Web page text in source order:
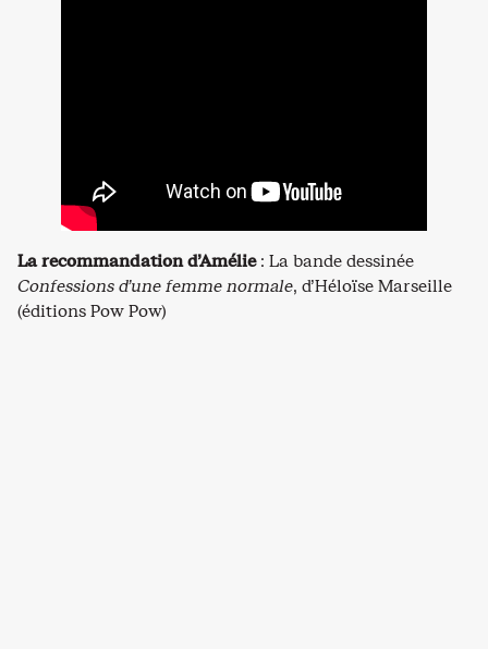
La recommandation d’Amélie: La bande dessinée
Confessions d’une femme normale, d’Héloïse Marseille
(éditions Pow Pow)